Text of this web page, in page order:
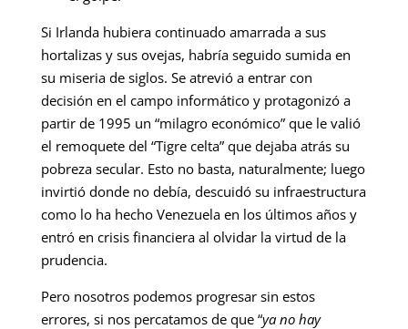
Si Irlanda hubiera continuado amarrada a sus
hortalizas y sus ovejas, habría seguido sumida en
su miseria de siglos. Se atrevió a entrar con
decisión en el campo informático y protagonizó a
partir de 1995 un “milagro económico” que le valió
el remoquete del “Tigre celta” que dejaba atrás su
pobreza secular. Esto no basta, naturalmente; luego
invirtió donde no debía, descuidó su infraestructura
como lo ha hecho Venezuela en los últimos años y
entró en crisis financiera al olvidar la virtud de la
prudencia.
Pero nosotros podemos progresar sin estos
errores, si nos percatamos de que “ya no hay